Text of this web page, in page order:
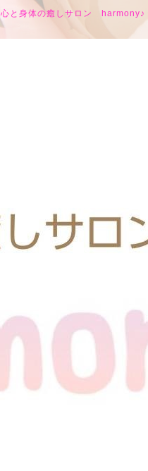
心と身体の癒しサロン harmony♪